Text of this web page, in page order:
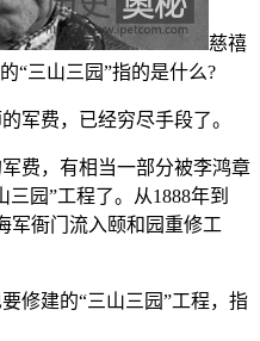
慈禧
“三山三园”指的是什么?
军费，已经穷尽手段了。
费，有相当一部分被李鸿章
园”工程了。从1888年到
军衙门流入颐和园重修工
修建的“三山三园”工程，指